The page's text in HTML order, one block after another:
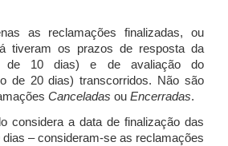
as reclamações finalizadas, ou
tiveram os prazos de resposta da
de 10 dias) e de avaliação do
de 20 dias) transcorridos. Não são
Canceladas ou Encerradas.
considera a data de finalização das
– consideram-se as reclamações